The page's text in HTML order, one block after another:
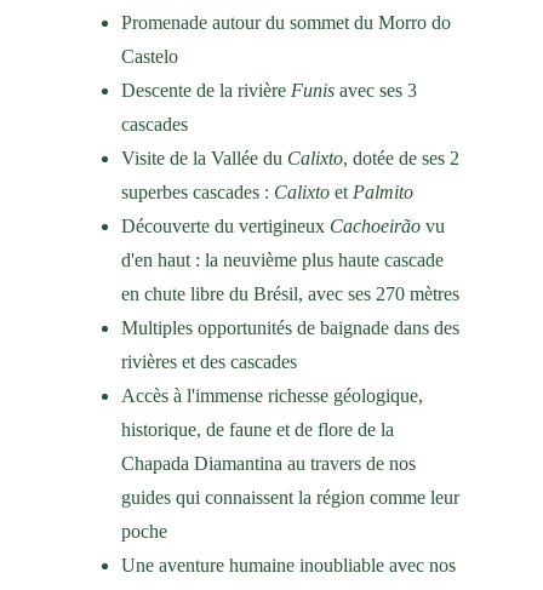
Promenade autour du sommet du Morro do
Castelo
Descente de la rivière Funis avec ses 3
cascades
Visite de la Vallée du Calixto, dotée de ses 2
superbes cascades : Calixto et Palmito
Découverte du vertigineux Cachoeirão vu
d'en haut : la neuvième plus haute cascade
en chute libre du Brésil, avec ses 270 mètres
Multiples opportunités de baignade dans des
rivières et des cascades
Accès à l'immense richesse géologique,
historique, de faune et de flore de la
Chapada Diamantina au travers de nos
guides qui connaissent la région comme leur
poche
Une aventure humaine inoubliable avec nos